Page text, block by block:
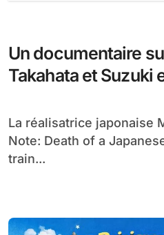
Un documentaire
Takahata et Suzuki
La réalisatrice japonaise Mami Sunada (Ending
Note: Death of a
train...